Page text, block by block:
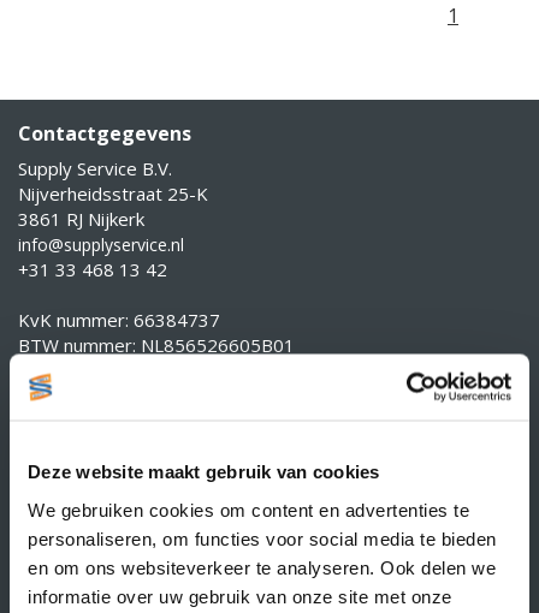
Deze website maakt gebruik van cookies
We gebruiken cookies om content en advertenties te
personaliseren, om functies voor social media te bieden
en om ons websiteverkeer te analyseren. Ook delen we
informatie over uw gebruik van onze site met onze
1
Contactgegevens
Supply Service B.V.
Nijverheidsstraat 25-K
3861 RJ Nijkerk
info@supplyservice.nl
+31 33 468 13 42
KvK nummer: 66384737
BTW nummer: NL856526605B01
Klantenservice
Over Supply Service B.V.
Veelgestelde vragen
Retourbeleid
Algemene voorwaarden